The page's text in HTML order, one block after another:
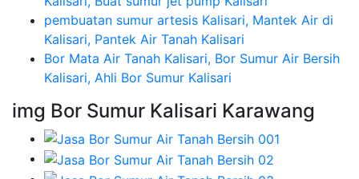
pembuatan sumur artesis Kalisari, Mantek Air di
Kalisari, Pantek Air Tanah Kalisari
Bor Mata Air Tanah Kalisari, Bor Sumur Air Bersih
Kalisari, Ahli Bor Sumur Kalisari
img Bor Sumur Kalisari Karawang